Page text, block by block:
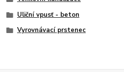
Uliční vpusť - beton
Vyrovnávací prstenec